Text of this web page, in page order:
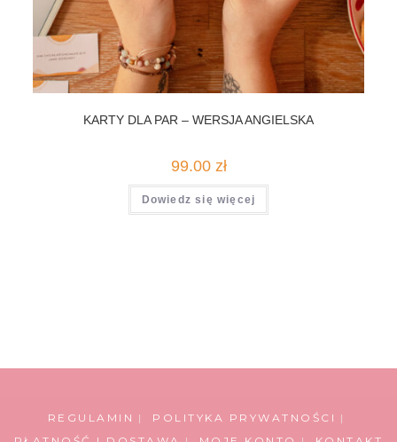
KARTY DLA PAR – WERSJA ANGIELSKA
99.00 zł
Dowiedz się więcej
REGULAMIN
POLITYKA PRYWATNOŚCI